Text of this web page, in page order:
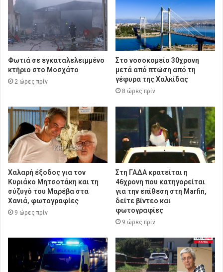
Φωτιά σε εγκαταλελειμμένο
κτήριο στο Μοσχάτο
2 ώρες πρίν
Στο νοσοκομείο 30χρονη
μετά από πτώση από τη
γέφυρα της Χαλκίδας
8 ώρες πρίν
Χαλαρή έξοδος για τον
Κυριάκο Μητσοτάκη και τη
σύζυγό του Μαρέβα στα
Χανιά, φωτογραφίες
9 ώρες πρίν
Στη ΓΑΔΑ κρατείται η
46χρονη που κατηγορείται
για την επίθεση στη Marfin,
δείτε βίντεο και
φωτογραφίες
9 ώρες πρίν